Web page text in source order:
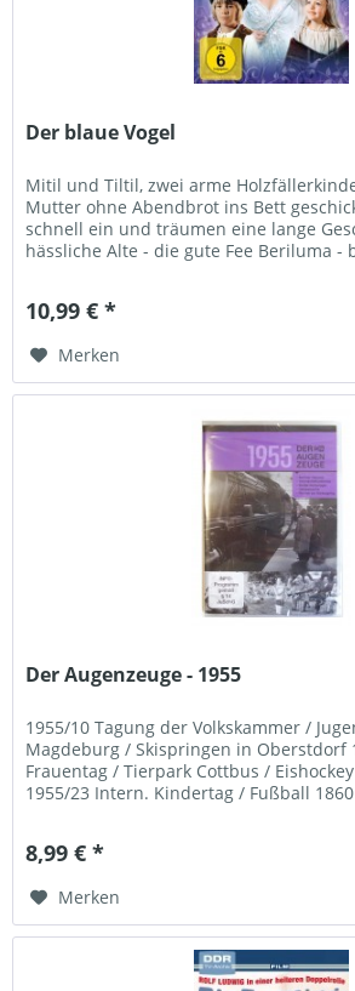
Der blaue Vogel
Mitil und Tiltil, zwei arme
Mutter ohne Abendbrot ins Bett
schnell ein und träumen eine lange
hässliche Alte - die gute Fee Beriluma
10,99 € *
Merken
Der Augenzeuge - 1955
1955/10 Tagung der Volkskammer /
Magdeburg / Skispringen in Oberstdorf
Frauentag / Tierpark Cottbus /
1955/23 Intern. Kindertag / Fußball
8,99 € *
Merken